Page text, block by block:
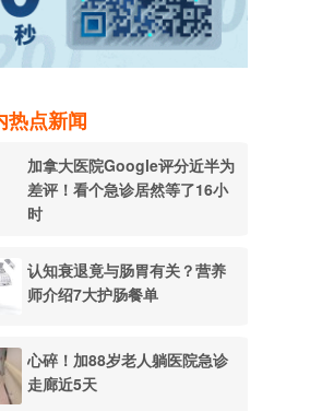
热点新闻
加拿大医院Google评分近半为
差评！看个急诊居然等了16小
时
认知衰退竟与肠胃有关？营养
师介绍7大护肠餐单
心碎！加88岁老人躺医院急诊
走廊近5天